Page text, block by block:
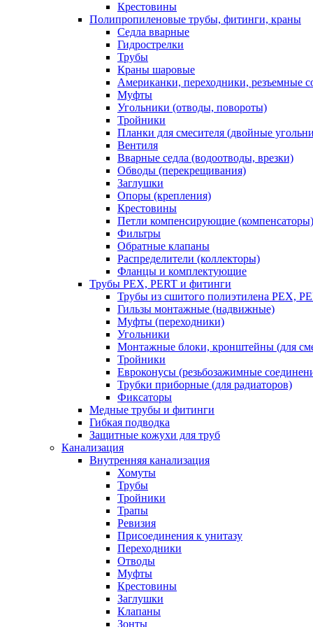
Крестовины
Полипропиленовые трубы, фитинги, краны
Седла вварные
Гидрострелки
Трубы
Краны шаровые
Американки, переходники, резъемные
Муфты
Угольники (отводы, повороты)
Тройники
Планки для смесителя (двойные
Вентиля
Вварные седла (водоотводы, врезки)
Обводы (перекрещивания)
Заглушки
Опоры (крепления)
Крестовины
Петли компенсирующие (компенсаторы)
Фильтры
Обратные клапаны
Распределители (коллекторы)
Фланцы и комплектующие
Трубы PEX, PERT и фитинги
Трубы из сшитого полиэтилена PEX,
Гильзы монтажные (надвижные)
Муфты (переходники)
Угольники
Монтажные блоки, кронштейны (для
Тройники
Евроконусы (резьбозажимные
Трубки приборные (для радиаторов)
Фиксаторы
Медные трубы и фитинги
Гибкая подводка
Защитные кожухи для труб
Канализация
Внутренняя канализация
Хомуты
Трубы
Тройники
Трапы
Ревизия
Присоединения к унитазу
Переходники
Отводы
Муфты
Крестовины
Заглушки
Клапаны
Зонты